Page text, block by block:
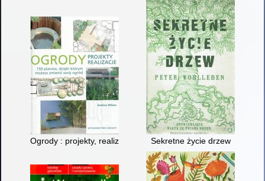
Ogrody : projekty, realizacje Sekretne życie drzew